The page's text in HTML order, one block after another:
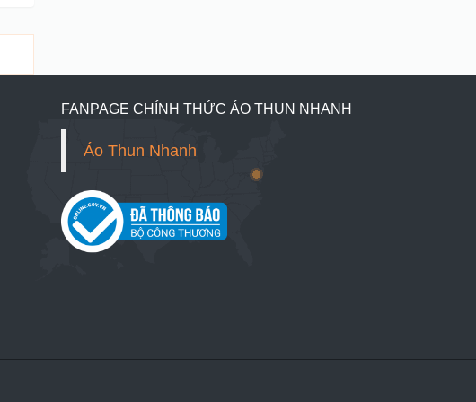
FANPAGE CHÍNH THỨC ÁO THUN NHANH
Áo Thun Nhanh